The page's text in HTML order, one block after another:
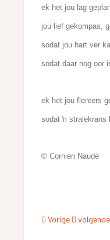
ek het jou lag
jou lief gekompas,
sodat jou hart ver
sodat daar nog oor
ek het jou flenters
sodat ŉ stralekrans
© Cornien Naudé
Vorige volgende